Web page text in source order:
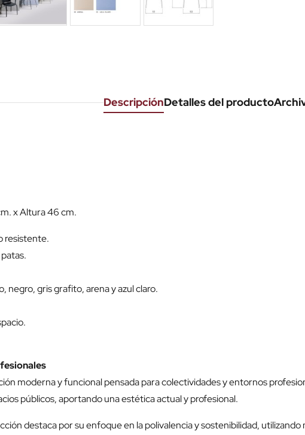
DescripciónDetalles del producto
x Altura 46 cm.
resistente.
negro, gris grafito, arena y azul claro.
moderna y funcional pensada para colectividades y entornos
públicos, aportando una estética actual y profesional.
destaca por su enfoque en la polivalencia y sostenibilidad,